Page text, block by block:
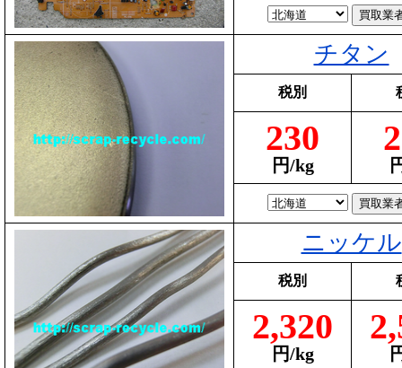
チタン
税別
230
円/kg
ニッケル
税別
2,320
円/kg